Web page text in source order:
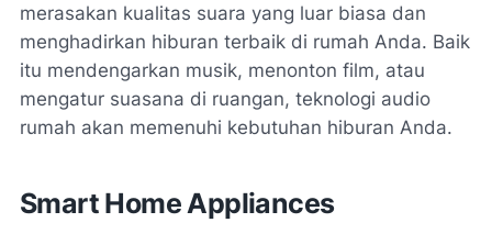
merasakan kualitas suara yang luar biasa dan
menghadirkan hiburan terbaik di rumah Anda. Baik
itu mendengarkan musik, menonton film, atau
mengatur suasana di ruangan, teknologi audio
rumah akan memenuhi kebutuhan hiburan Anda.
Smart Home Appliances